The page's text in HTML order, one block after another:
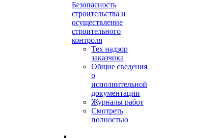
Безопасность
строительства и
осуществление
строительного
контроля
Тех надзор
заказчика
Общие сведения
о
исполнительной
документации
Журналы работ
Смотреть
полностью